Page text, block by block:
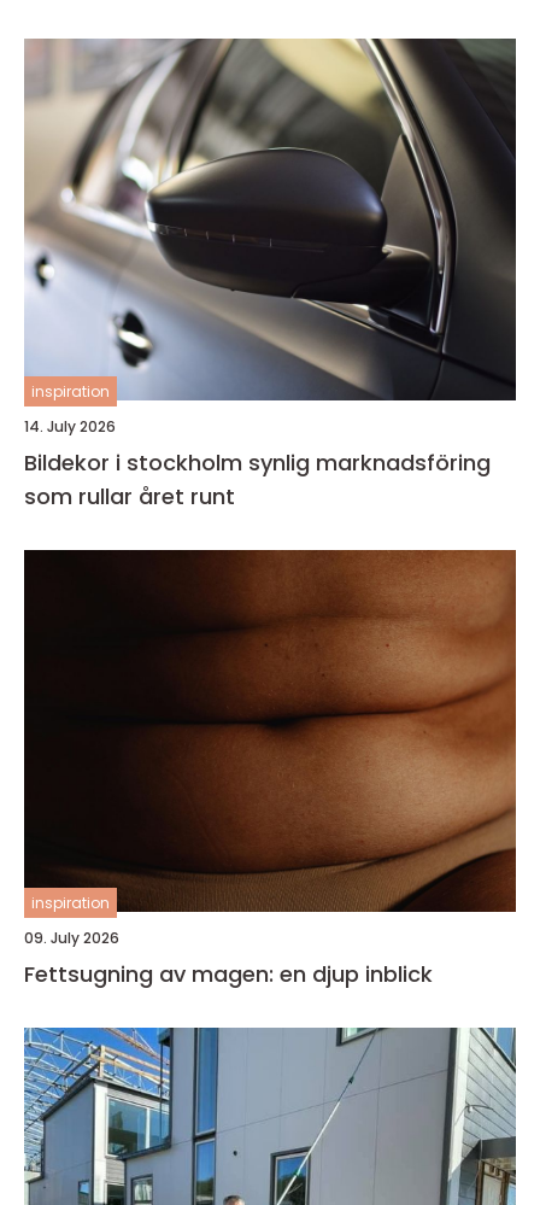
inspiration
14. July 2026
Bildekor i stockholm synlig marknadsföring
som rullar året runt
inspiration
09. July 2026
Fettsugning av magen: en djup inblick